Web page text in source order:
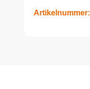
Artikelnummer: